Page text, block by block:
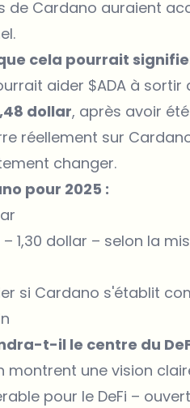
de Cardano auraient
cela pourrait
aider $ADA à sortir
dollar, après avoir
réellement sur
changer.
pour 2025 :
– 1,30 dollar – selon la
si Cardano s'établit
t-il le centre du
montrent une vision
pour le DeFi –